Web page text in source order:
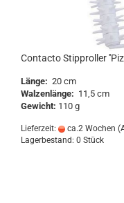
Contacto Stipproller
Länge: 20 cm
Walzenlänge: 11,5 cm
Gewicht: 110 g
Lieferzeit: ca.2 Wochen
Lagerbestand: 0 Stück